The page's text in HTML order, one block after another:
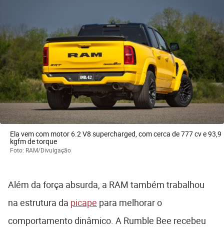
Ela vem com motor 6.2 V8 supercharged, com cerca de 777 cv e 93,9
kgfm de torque
Foto: RAM/Divulgação
Além da força absurda, a RAM também trabalhou
na estrutura da picape para melhorar o
comportamento dinâmico. A Rumble Bee recebeu